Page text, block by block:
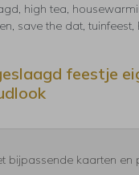
high tea,
save the dat, tuinfeest,
feestje
bijpassende kaarten en